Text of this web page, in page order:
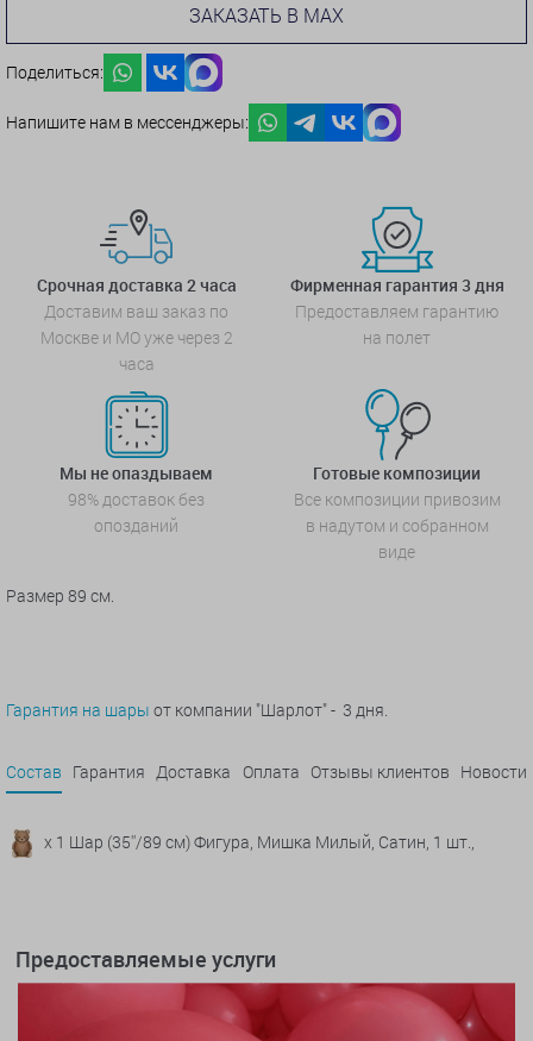
ЗАКАЗАТЬ В MAX
Поделиться:
Напишите нам в мессенджеры:
Срочная доставка 2 часа
Доставим ваш заказ по
Москве и МО уже через 2
часа
Фирменная гарантия 3 дня
Предоставляем гарантию
на полет
Мы не опаздываем
98% доставок без
опозданий
Готовые композиции
Все композиции привозим
в надутом и собранном
виде
Размер 89 см.
Гарантия на шары от компании "Шарлот" - 3 дня.
Состав Гарантия Доставка Оплата Отзывы клиентов Новости
x 1 Шар (35''/89 см) Фигура, Мишка Милый, Сатин, 1 шт.,
Предоставляемые услуги